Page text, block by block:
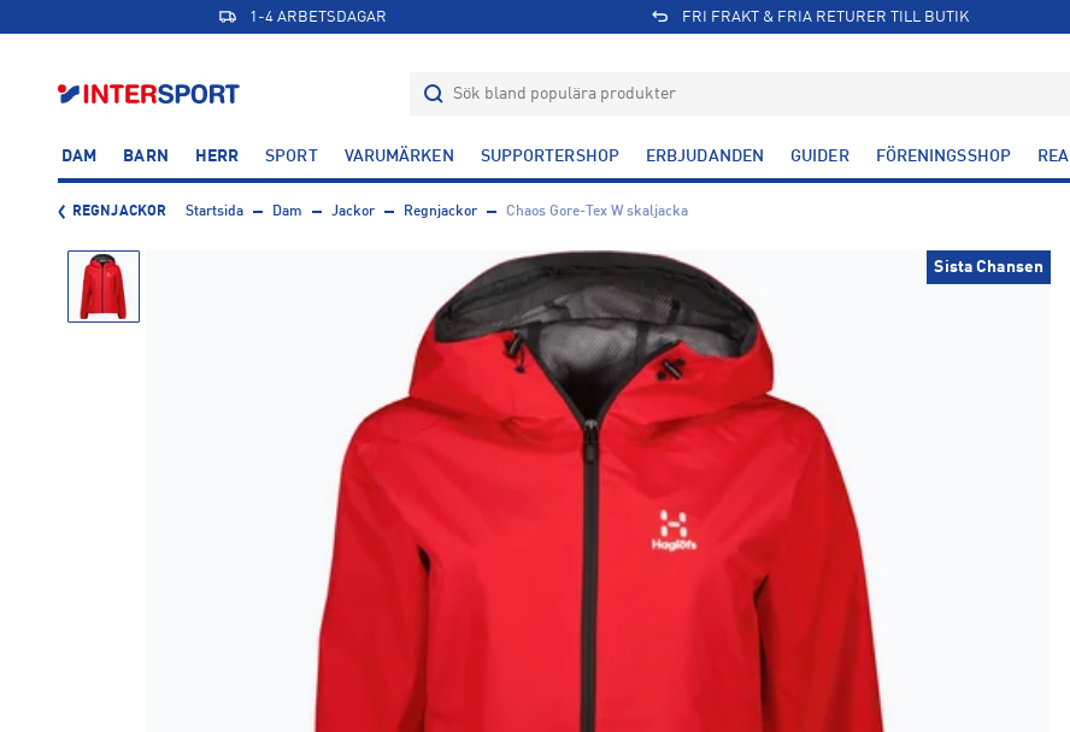
1-4 ARBETSDAGAR FRI FRAKT & FRIA RETURER TILL BUTIK
DAM BARN HERR SPORT VARUMÄRKEN SUPPORTERSHOP ERBJUDANDEN GUIDER FÖRENINGSSHOP REA
REGNJACKOR Startsida Dam Jackor Regnjackor Chaos Gore-Tex W skaljacka
Sista Chansen